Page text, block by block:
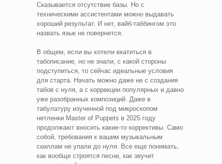
Сказывается отсутствие базы. Но с
техническими ассистентами можно выдавать
хороший результат. И нет, вайб-таббингом это
назвать язык не повернется.
В общем, если вы хотели вкатиться в
табописание, но не знали, с какой стороны
подступиться, то сейчас идеальные условия
для старта. Начать можно даже не с создания
табов с нуля, а с коррекции популярных и давно
уже разобранных композиций. Даже в
табулатуру изученной под микроскопом
нетленки Master of Puppets в 2025 году
продолжают вносить какие-то коррективы. Само
собой, требования к вашим музыкальным
скиллам не упали до нуля. Все еще понимать,
как вообще строятся песни, как звучит